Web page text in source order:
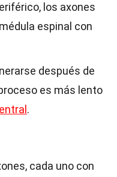
los axones
espinal con
después de
es más lento
.
cada uno con